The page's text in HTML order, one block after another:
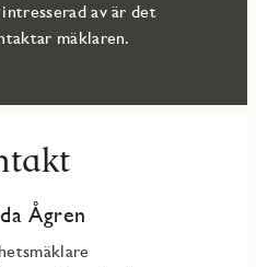
av är det
mäklaren.
Ågren